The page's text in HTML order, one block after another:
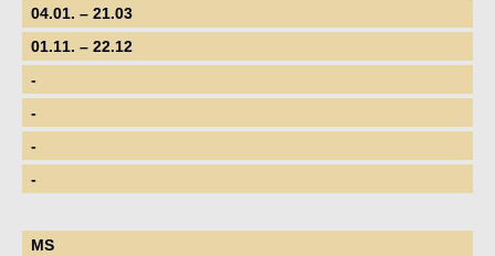
04.01. – 21.03
01.11. – 22.12
-
-
-
-
MS